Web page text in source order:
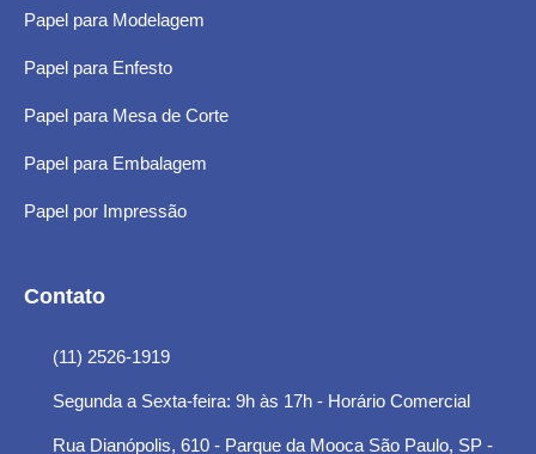
Papel para Modelagem
Papel para Enfesto
Papel para Mesa de Corte
Papel para Embalagem
Papel por Impressão
Contato
(11) 2526-1919
Segunda a Sexta-feira: 9h às 17h - Horário Comercial
Rua Dianópolis, 610 - Parque da Mooca São Paulo, SP -